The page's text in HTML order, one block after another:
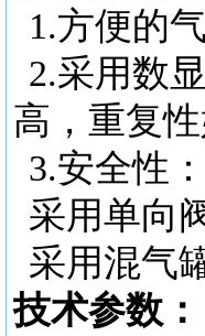
1.方便的
2.采用数
高，重复
3.安全性：
采用单向
采用混气
技术参数：